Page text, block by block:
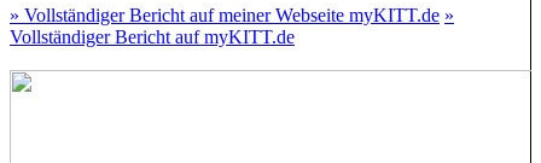
» Vollständiger Bericht auf meiner Webseite myKITT.de »
Vollständiger Bericht auf myKITT.de